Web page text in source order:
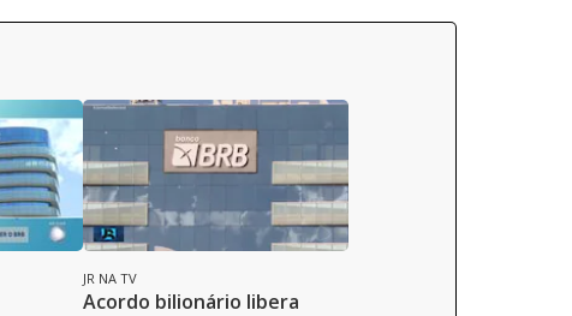
JR NA TV
Acordo bilionário libera